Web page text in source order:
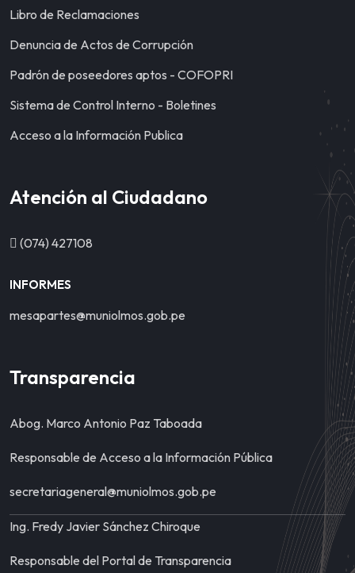
Libro de Reclamaciones
Denuncia de Actos de Corrupción
Padrón de poseedores aptos - COFOPRI
Sistema de Control Interno - Boletines
Acceso a la Información Publica
Atención al Ciudadano
(074) 427108
INFORMES
mesapartes@muniolmos.gob.pe
Transparencia
Abog. Marco Antonio Paz Taboada
Responsable de Acceso a la Información Pública
secretariageneral@muniolmos.gob.pe
Ing. Fredy Javier Sánchez Chiroque
Responsable del Portal de Transparencia